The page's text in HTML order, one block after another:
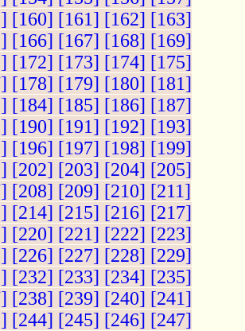
[160] [161] [162] [163]
[166] [167] [168] [169]
[172] [173] [174] [175]
[178] [179] [180] [181]
[184] [185] [186] [187]
[190] [191] [192] [193]
[196] [197] [198] [199]
[202] [203] [204] [205]
[208] [209] [210] [211]
[214] [215] [216] [217]
[220] [221] [222] [223]
[226] [227] [228] [229]
[232] [233] [234] [235]
[238] [239] [240] [241]
[244] [245] [246] [247]